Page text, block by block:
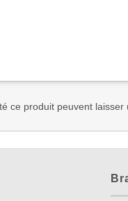
ce produit peuvent laisser